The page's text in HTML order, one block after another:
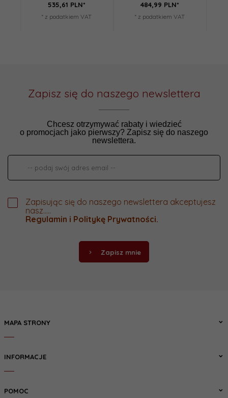
535,61 PLN*
* z podatkiem VAT
484,99 PLN*
* z podatkiem VAT
Zapisz się do naszego newslettera
Chcesz otrzymywać rabaty i wiedzieć
o promocjach jako pierwszy? Zapisz się do naszego
newslettera.
Zapisując się do naszego newslettera akceptujesz
nasz.....
Regulamin i Politykę Prywatności.
Zapisz mnie
MAPA STRONY
INFORMACJE
POMOC